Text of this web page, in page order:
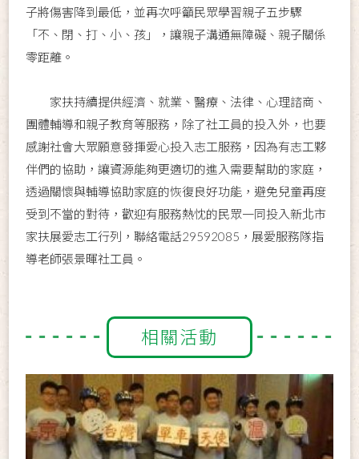
子將傷害降到最低，並再次呼籲民眾學習親子五步驟
「不、閉、打、小、孩」，讓親子溝通無障礙、親子關係
零距離。
家扶持續提供經濟、就業、醫療、法律、心理諮商、
團體輔導和親子教育等服務，除了社工員的投入外，也要
感謝社會大眾願意發揮愛心投入志工服務，因為有志工夥
伴們的協助，讓資源能夠更適切的進入需要幫助的家庭，
透過關懷與輔導協助家庭的恢復良好功能，避免兒童再度
受到不當的對待，歡迎有服務熱忱的民眾一同投入新北市
家扶展愛志工行列，聯絡電話29592085，展愛服務隊指
導老師張景暉社工員。
相關活動